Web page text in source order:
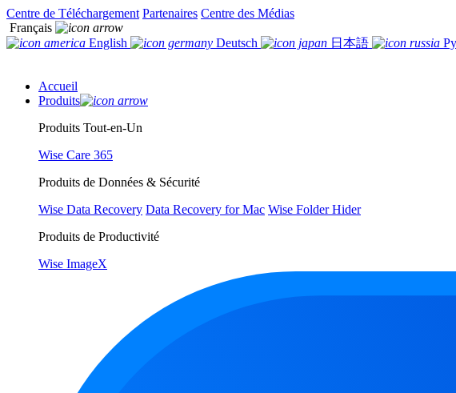
Centre de Téléchargement Partenaires Centre des Médias
Français
English
Deutsch 日本語
Accueil
Produits
Produits Tout-en-Un
Wise Care 365
Produits de Données & Sécurité
Wise Data Recovery Data Recovery for Mac Wise Folder Hider
Produits de Productivité
Wise ImageX